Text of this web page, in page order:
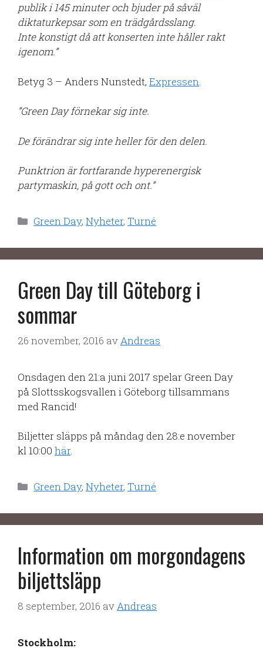
publik i 145 minuter och bjuder på såväl
diktaturkepsar som en trädgårdsslang.
Inte konstigt då att konserten inte håller rakt
igenom.”
Betyg 3 – Anders Nunstedt, Expressen
”Green Day förnekar sig inte.
De förändrar sig inte heller för den delen.
Punktrion är fortfarande hyperenergisk
partymaskin, på gott och ont.”
Kategorier
Green Day,Nyheter, Turné
Green Day till Göteborg i
sommar
26 november, 2016 av Andreas
Onsdagen den 21:a juni 2017 spelar Green Day
på Slottsskogsvallen i Göteborg tillsammans
med Rancid!
Biljetter släpps på måndag den 28:e november
kl 10:00 här.
Kategorier
Green Day,Nyheter, Turné
Information om morgondagens
biljettsläpp
8 september, 2016 av Andreas
Stockholm: